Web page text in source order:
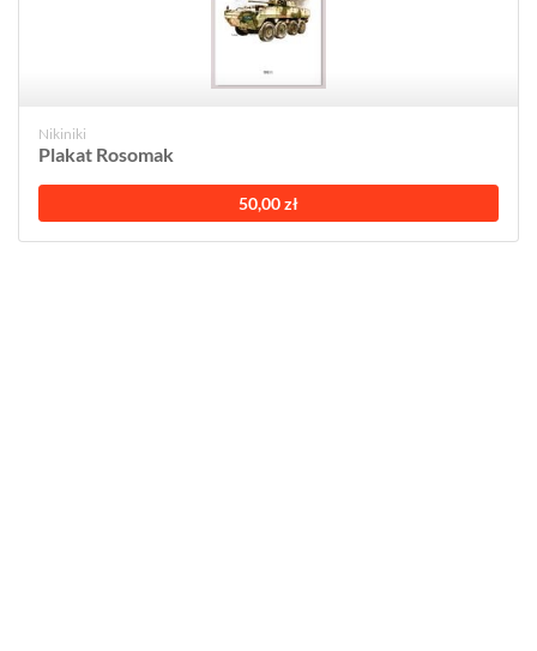
Nikiniki
Plakat Rosomak
50,00 zł